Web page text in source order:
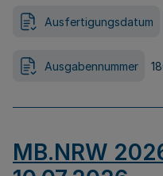
Ausfertigungsdatum
Ausgabennummer
MB.NRW